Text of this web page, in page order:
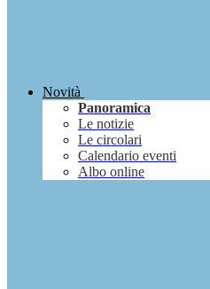
Novità
Panoramica
Le notizie
Le circolari
Calendario eventi
Albo online